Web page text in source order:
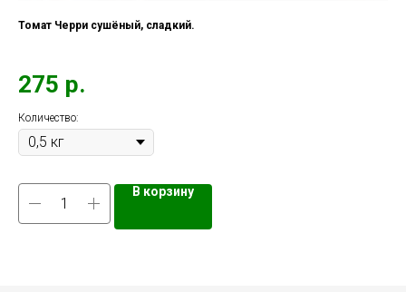
Томат Черри сушёный, сладкий.
275 р.
Количество:
В корзину